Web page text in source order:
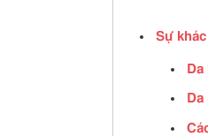
Sự